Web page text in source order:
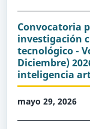
Convocatoria
investigación
tecnológico -
Diciembre)
inteligencia
mayo 29, 2026